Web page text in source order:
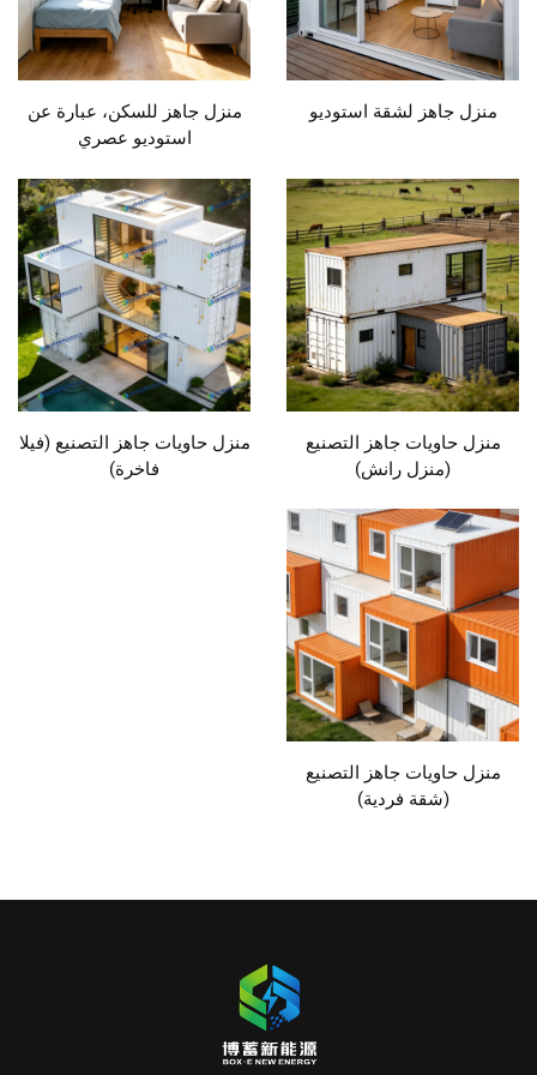
منزل جاهز لشقة استوديو
منزل جاهز للسكن، عبارة عن
استوديو عصري
منزل حاويات جاهز التصنيع
(منزل رانش)
منزل حاويات جاهز التصنيع (فيلا
فاخرة)
منزل حاويات جاهز التصنيع
(شقة فردية)